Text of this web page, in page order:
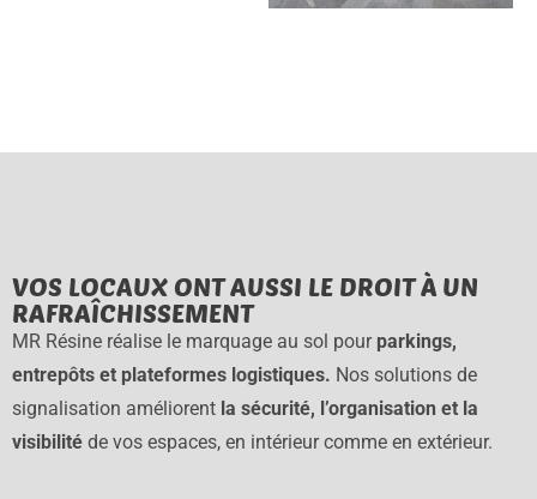
VOS LOCAUX ONT AUSSI LE DROIT À UN
RAFRAÎCHISSEMENT
MR Résine réalise le marquage au sol pour parkings,
entrepôts et plateformes logistiques. Nos solutions de
signalisation améliorent la sécurité, l’organisation et la
visibilité de vos espaces, en intérieur comme en extérieur.